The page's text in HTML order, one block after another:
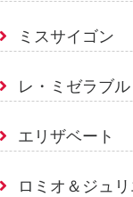
ミスサイゴン
レ・ミゼラブル
エリザベート
ロミオ＆ジュリ